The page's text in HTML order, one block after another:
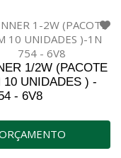
1/2W (PACOTE
10 UNIDADES ) -
- 6V8